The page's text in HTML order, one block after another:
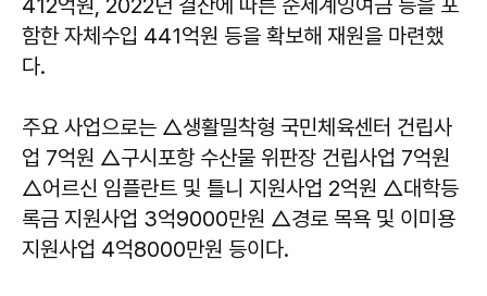
412억원, 2022년 결산에 따른 순세계잉여금 등을 포
함한 자체수입 441억원 등을 확보해 재원을 마련했
다.
주요 사업으로는 △생활밀착형 국민체육센터 건립사
업 7억원 △구시포항 수산물 위판장 건립사업 7억원
△어르신 임플란트 및 틀니 지원사업 2억원 △대학등
록금 지원사업 3억9000만원 △경로 목욕 및 이미용
지원사업 4억8000만원 등이다.